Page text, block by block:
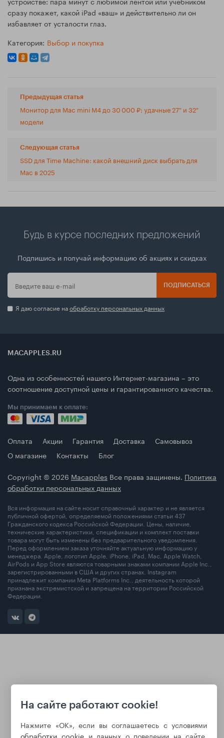
сразу покажет, какой iPad «ваш» и действительно ли он
избавляет от усталости глаз.
Категория: Выбор и покупка
Предыдущая статья
Монитор для Mac mini M4 до 30 000 ₽: удачные 27″ и 32″
модели
Следующая статья
SSD для Time Machine: какой внешний диск выбрать для
Mac в 2025
Будь в курсе последних предложений
Подпишись и получай информацию об акциях и скидках
ПОДПИСАТЬСЯ
Я даю согласие наобработку персональных данных
MACAPPLES.RU
Одна из особенностей нашего Интернет-магазина – это
соотношение доступной цены и гарантированного качества.
Мы принимаем к оплате:
Оплата Акции Гарантия Доставка
Самовывоз
О магазине
Контакты
Блог
Copyright © 2026 Macapples Все права защинены. Политика
обработки персональных данных
Вся информация на сайте носит справочный характер и не является
публичной офертой, определяемой положениями статьи 437
Гражданского кодекса Российской Федерации. Цены, наличие,
технические характеристики, спецификации и комплект поставки
товара могут быть изменены без предварительного уведомления.
Перед оформлением заказа уточняйте актуальную информацию у
менеджера. Apple, логотип Apple, iPhone, iPad, Mac, Apple Watch,
AirPods и App Store являются товарными знаками компании Apple Inc.,
зарегистрированными в США и других странах. Instagram
принадлежит компании Meta Platforms Inc., деятельность которой
признана экстремистской и запрещена на территории Российской
Федерации.
На сайте работают cookie!
Нажмите «ОК», если вы соглашаетесь с условиями
обработки cookie и данных о поведении на сайте,